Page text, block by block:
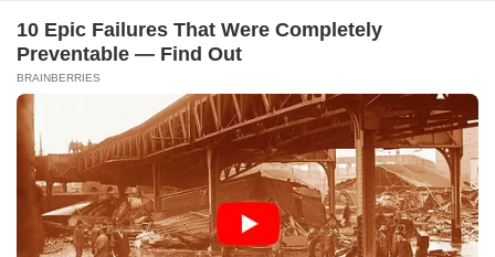
нашёл ему подходящую невесту – дочь
компаньона. Наш-то любит отца, здоровому
перечил, а больному уже нет.
– Ну, им виднее, конечно, – пожала плечами
Марина. – Только счастливой парой они
сейчас мало похожи, а что будет потом –
одному Богу известно.